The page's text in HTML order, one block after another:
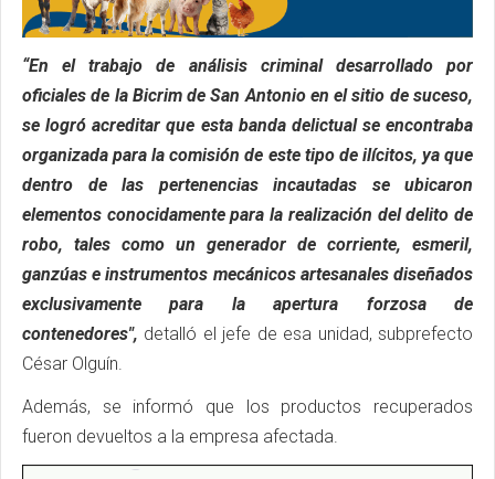
“En el trabajo de análisis criminal desarrollado por
oficiales de la Bicrim de San Antonio en el sitio de suceso,
se logró acreditar que esta banda delictual se encontraba
organizada para la comisión de este tipo de ilícitos, ya que
dentro de las pertenencias incautadas se ubicaron
elementos conocidamente para la realización del delito de
robo, tales como un generador de corriente, esmeril,
ganzúas e instrumentos mecánicos artesanales diseñados
exclusivamente para la apertura forzosa de
contenedores", detalló el jefe de esa unidad, subprefecto
César Olguín.
Además, se informó que los productos recuperados
fueron devueltos a la empresa afectada.